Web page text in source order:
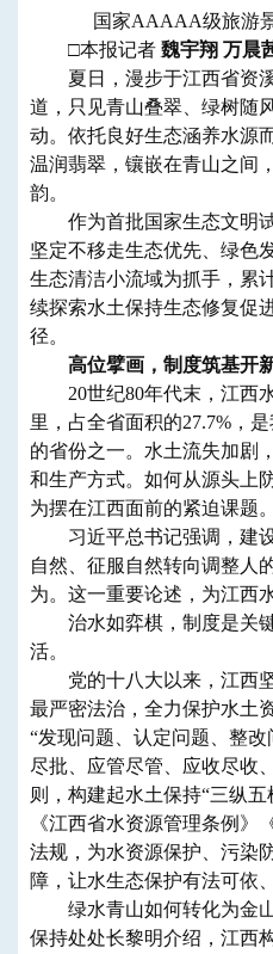
国家AAAAA级旅游
□本报记者 魏宇翔 万晨
夏日，漫步于江西省资溪
道，只见青山叠翠、绿树随
动。依托良好生态涵养水源
温润翡翠，镶嵌在青山之间
韵。
作为首批国家生态文明试
坚定不移走生态优先、绿色
生态清洁小流域为抓手，累
续探索水土保持生态修复促
径。
高位擘画，制度筑基开
20世纪80年代末，江西水
里，占全省面积的27.7%，
的省份之一。水土流失加剧
和生产方式。如何从源头上
为摆在江西面前的紧迫课题。
习近平总书记强调，建设
自然、征服自然转向调整人
为。这一重要论述，为江西
治水如弈棋，制度是关键
活。
党的十八大以来，江西坚
最严密法治，全力保护水土
“发现问题、认定问题、整
尽批、应管尽管、应收尽收
则，构建起水土保持“三纵
《江西省水资源管理条例》
法规，为水资源保护、污染
障，让水生态保护有法可依
绿水青山如何转化为金山
保持处处长黎明介绍，江西